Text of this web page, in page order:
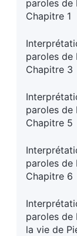
paroles de
Chapitre 1
paroles de
Chapitre 3
paroles de
Chapitre 5
paroles de
Chapitre 6
paroles de
la vie de